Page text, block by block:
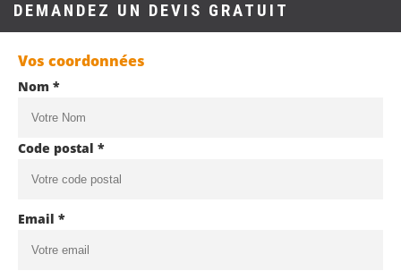
DEMANDEZ UN DEVIS GRATUIT
Vos coordonnées
Nom *
Code postal *
Email *